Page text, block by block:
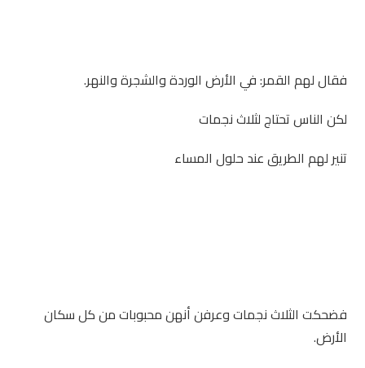
فقال لهم القمر: في الأرض الوردة والشجرة والنهر.
لكن الناس تحتاج لثلاث نجمات
تنير لهم الطريق عند حلول المساء
فضحكت الثلاث نجمات وعرفن أنهن محبوبات من كل سكان
الأرض.